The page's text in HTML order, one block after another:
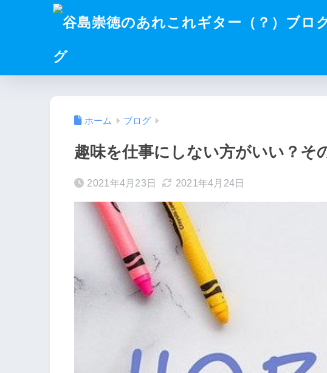
グ
ホーム ブログ
趣味を仕事にしない方がいい？そ
2021年4月23日 2021年4月24日